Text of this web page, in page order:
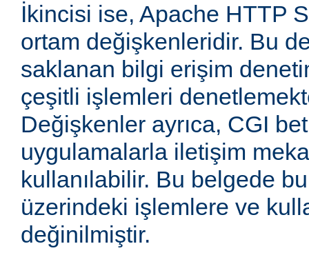
İkincisi ise, Apache HTTP
ortam değişkenleridir. Bu
saklanan bilgi erişim
çeşitli işlemleri
Değişkenler ayrıca, CGI
uygulamalarla iletişim
kullanılabilir. Bu belgede
üzerindeki işlemlere ve
değinilmiştir.